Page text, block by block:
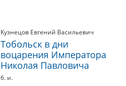
Кузнецов Евгений Васильевич
Тобольск в дни
воцарения Императора
Николая Павловича
б. и.